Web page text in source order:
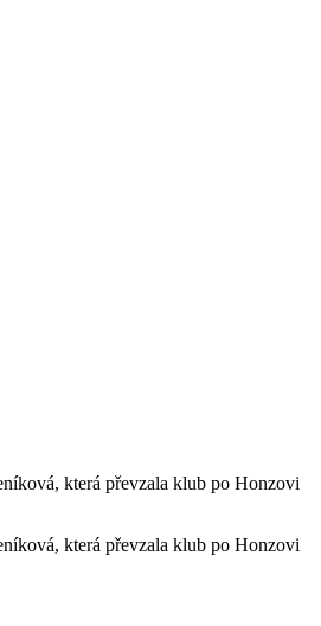
která převzala klub po Honzovi
která převzala klub po Honzovi